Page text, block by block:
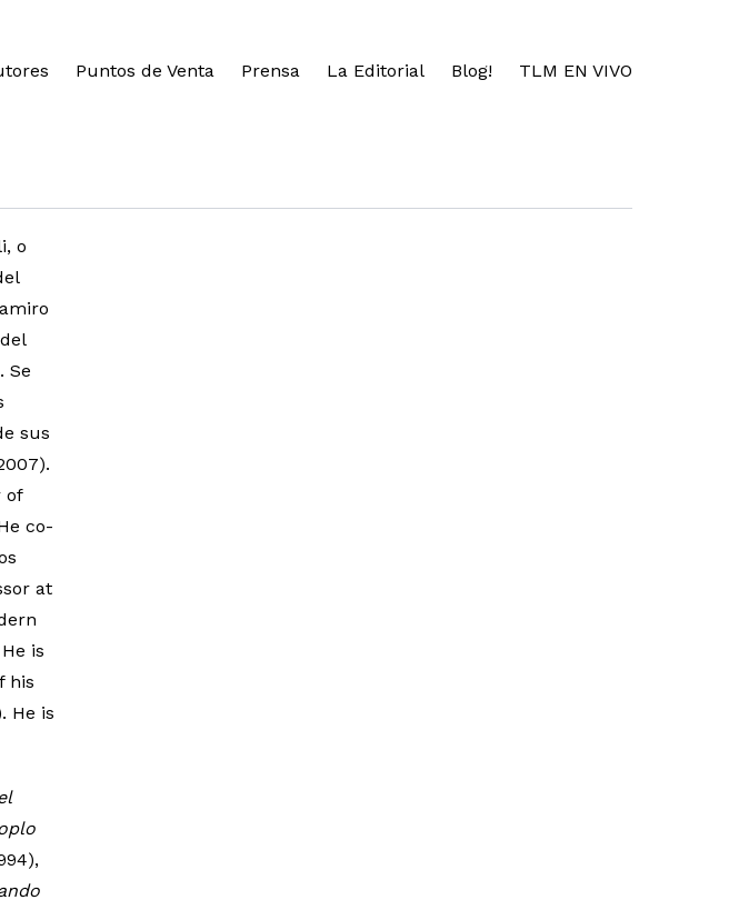
Puntos de Venta Prensa La Editorial Blog! TLM EN VIVO
o
Se
sus
of
co-
at
is
his
He is